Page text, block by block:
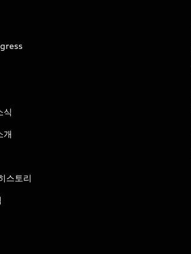
식
개
스토리